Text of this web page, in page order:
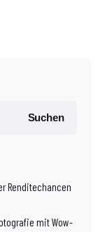
Suchen
Renditechancen
mit Wow-